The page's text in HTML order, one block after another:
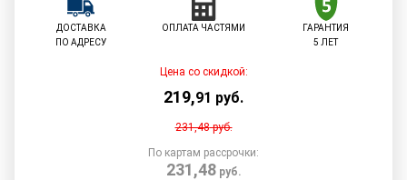
ДОСТАВКА
ПО АДРЕСУ
ОПЛАТА ЧАСТЯМИ
ГАРАНТИЯ
5 ЛЕТ
Цена со скидкой:
219,91 руб.
231,48руб.
По картам рассрочки:
231,48руб.